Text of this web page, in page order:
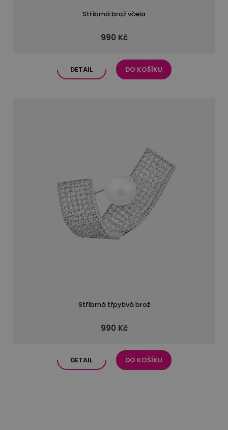
Stříbrná brož včela
990 Kč
DETAIL DO KOŠÍKU
Stříbrná třpytivá brož
990 Kč
DETAIL DO KOŠÍKU